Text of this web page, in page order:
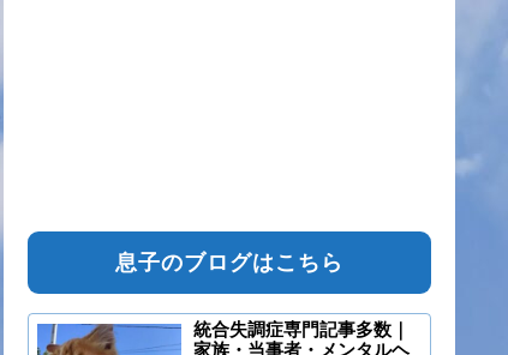
息子のブログはこちら
統合失調症専門記事多数｜
家族・当事者・メンタルヘ